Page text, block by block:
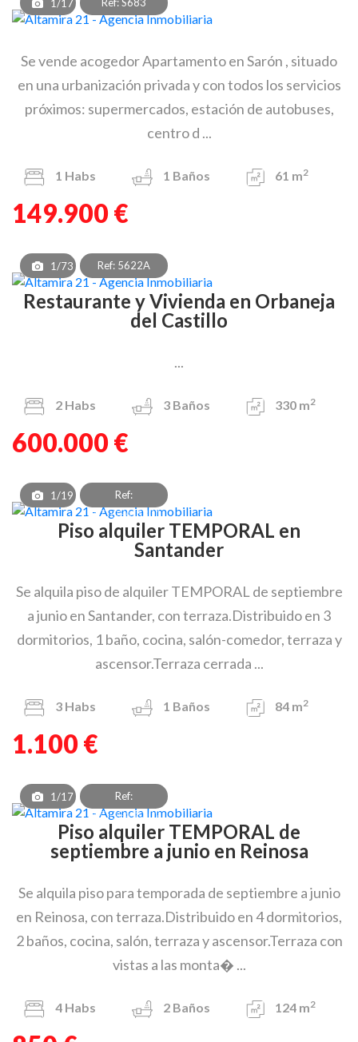
1/17 Ref: S683
Se vende acogedor Apartamento en Sarón , situado
en una urbanización privada y con todos los servicios
próximos: supermercados, estación de autobuses,
centro d ...
1 Habs 1 Baños 61 m2
149.900 €
1/73 Ref: 5622A
Restaurante y Vivienda en Orbaneja
del Castillo
...
2 Habs 3 Baños 330 m2
600.000 €
1/19
Ref:
PAT_OEA_8301
Piso alquiler TEMPORAL en
Santander
Se alquila piso de alquiler TEMPORAL de septiembre
a junio en Santander, con terraza.Distribuido en 3
dormitorios, 1 baño, cocina, salón-comedor, terraza y
ascensor.Terraza cerrada ...
3 Habs 1 Baños 84 m2
1.100 €
1/17
Ref:
PAF_OEA_8302
Piso alquiler TEMPORAL de
septiembre a junio en Reinosa
Se alquila piso para temporada de septiembre a junio
en Reinosa, con terraza.Distribuido en 4 dormitorios,
2 baños, cocina, salón, terraza y ascensor.Terraza con
vistas a las monta� ...
4 Habs 2 Baños 124 m2